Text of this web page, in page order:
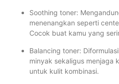
Soothing toner:
menenangkan seperti
Cocok buat kamu yang
Balancing toner:
minyak sekaligus menjaga
untuk kulit kombinasi.